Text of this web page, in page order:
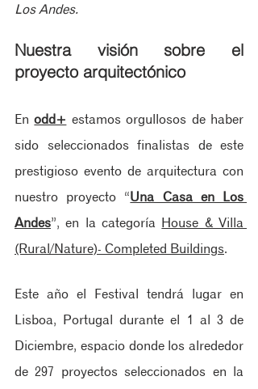
Los Andes.
Nuestra visión sobre el
proyecto arquitectónico
En odd+ estamos orgullosos de haber
sido seleccionados finalistas de este
prestigioso evento de arquitectura con
nuestro proyecto “Una Casa en Los
Andes”, en la categoría House & Villa
(Rural/Nature)- Completed Buildings.
Este año el Festival tendrá lugar en
Lisboa, Portugal durante el 1 al 3 de
Diciembre, espacio donde los alrededor
de 297 proyectos seleccionados en la